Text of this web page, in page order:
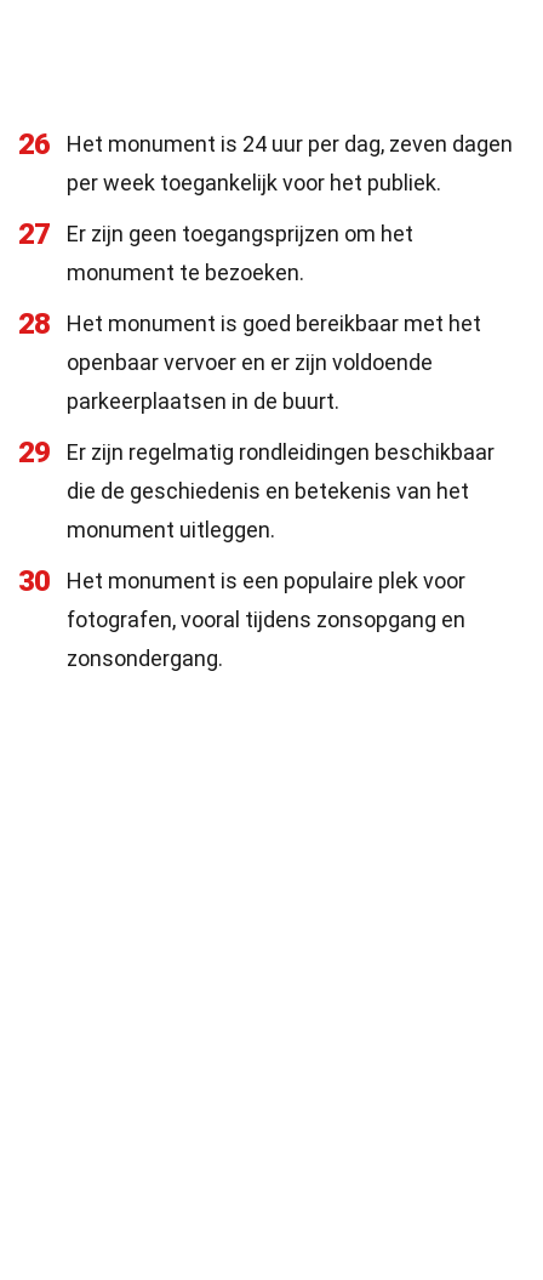
26
Het monument is 24 uur per dag, zeven dagen
per week toegankelijk voor het publiek.
27
Er zijn geen toegangsprijzen om het
monument te bezoeken.
28
Het monument is goed bereikbaar met het
openbaar vervoer en er zijn voldoende
parkeerplaatsen in de buurt.
29
Er zijn regelmatig rondleidingen beschikbaar
die de geschiedenis en betekenis van het
monument uitleggen.
30
Het monument is een populaire plek voor
fotografen, vooral tijdens zonsopgang en
zonsondergang.